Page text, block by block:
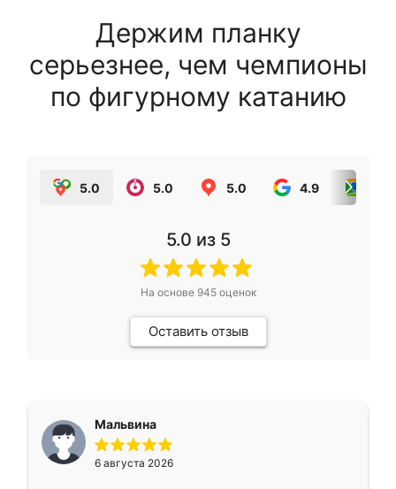
Держим планку
серьезнее, чем чемпионы
по фигурному катанию
5.0 5.0 5.0 4.9
5.0 из 5
На основе 945оценок
Оставить отзыв
Мальвина
6 августа 2026